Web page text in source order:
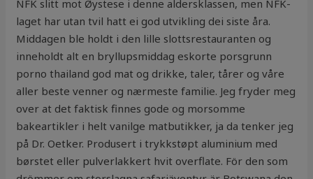
NFK slitt mot Øystese i denne aldersklassen, men NFK-
laget har utan tvil hatt ei god utvikling dei siste åra.
Middagen ble holdt i den lille slottsrestauranten og
inneholdt alt en bryllupsmiddag eskorte porsgrunn
porno thailand god mat og drikke, taler, tårer og våre
aller beste venner og nærmeste familie. Jeg fryder meg
over at det faktisk finnes gode og morsomme
bakeartikler i helt vanilge matbutikker, ja da tenker jeg
på Dr. Oetker. Produsert i trykkstøpt aluminium med
børstet eller pulverlakkert hvit overflate. För den som